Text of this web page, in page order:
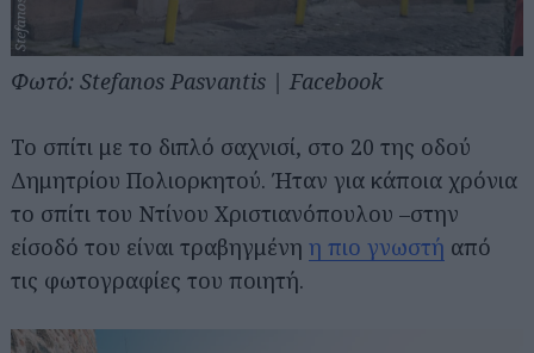
Φωτό: Stefanos Pasvantis | Facebook
Το σπίτι με το διπλό σαχνισί, στο 20 της οδού
Δημητρίου Πολιορκητού. Ήταν για κάποια χρόνια
το σπίτι του Ντίνου Χριστιανόπουλου –στην
είσοδό του είναι τραβηγμένη η πιο γνωστή από
τις φωτογραφίες του ποιητή.
για...